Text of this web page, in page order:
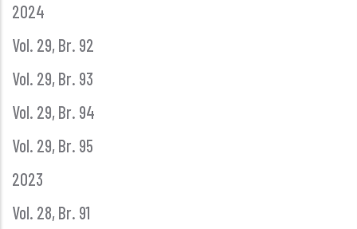
2024
Vol. 29, Br. 92
Vol. 29, Br. 93
Vol. 29, Br. 94
Vol. 29, Br. 95
2023
Vol. 28, Br. 91